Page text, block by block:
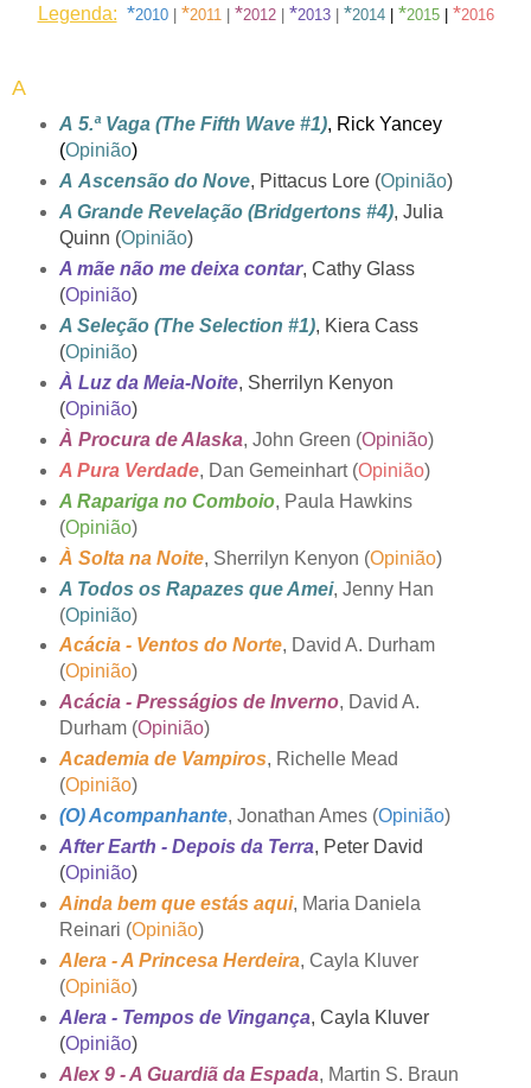
Legenda: *2010 *2011 *2012| *2013| *2014 *2015 *2016
A
A 5.ª Vaga (The Fifth Wave #1), Rick Yancey
(Opinião)
A Ascensão do Nove, Pittacus Lore (Opinião)
A Grande Revelação (Bridgertons #4), Julia
Quinn (Opinião)
A mãe não me deixa contar, Cathy Glass
(Opinião)
A Seleção (The Selection #1), Kiera Cass
(Opinião)
À Luz da Meia-Noite, Sherrilyn Kenyon
(Opinião)
À Procura de Alaska, John Green (Opinião)
A Pura Verdade, Dan Gemeinhart (Opinião)
A Rapariga no Comboio, Paula Hawkins
(Opinião)
À Solta na Noite, Sherrilyn Kenyon (Opinião)
A Todos os Rapazes que Amei, Jenny Han
(Opinião)
Acácia - Ventos do Norte, David A. Durham
(Opinião)
Acácia - Presságios de Inverno, David A.
Durham (Opinião)
Academia de Vampiros, Richelle Mead
(Opinião)
(O) Acompanhante, Jonathan Ames (Opinião)
After Earth - Depois da Terra, Peter David
(Opinião)
Ainda bem que estás aqui, Maria Daniela
Reinari (Opinião)
Alera - A Princesa Herdeira, Cayla Kluver
(Opinião)
Alera - Tempos de Vingança, Cayla Kluver
(Opinião)
Alex 9 - A Guardiã da Espada, Martin S. Braun